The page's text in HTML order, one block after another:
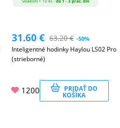
31.60€ 63.20€ -50%
Inteligentné hodinky Haylou LS02 Pro
(strieborné)
1200 PRIDAŤ DO
KOŠÍKA